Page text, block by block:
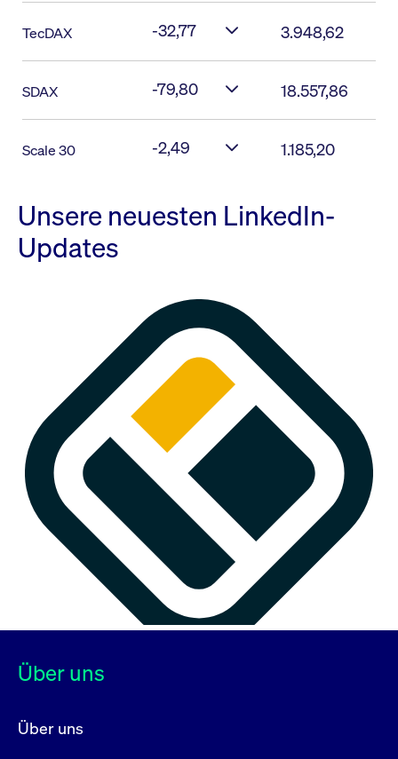
TecDAX -32,77 3.948,62
SDAX -79,80 18.557,86
Scale 30 -2,49 1.185,20
Unsere neuesten LinkedIn-
Updates
Über uns
Über uns